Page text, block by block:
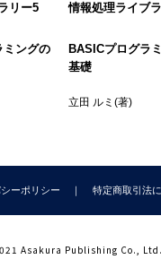
ル
リー5
ミングの
情報処理ライブ
BASICプログラ
基礎
立田 ルミ (著)
ーポリシー 特定商取引法
Asakura Publishing Co.,